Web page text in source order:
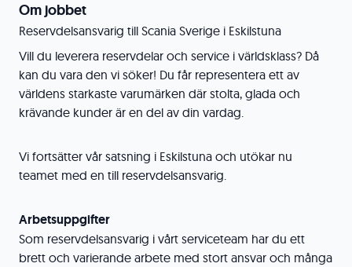
Om jobbet
Reservdelsansvarig till Scania Sverige i Eskilstuna
Vill du leverera reservdelar och service i världsklass? Då
kan du vara den vi söker! Du får representera ett av
världens starkaste varumärken där stolta, glada och
krävande kunder är en del av din vardag.
Vi fortsätter vår satsning i Eskilstuna och utökar nu
teamet med en till reservdelsansvarig.
Arbetsuppgifter
Som reservdelsansvarig i vårt serviceteam har du ett
brett och varierande arbete med stort ansvar och många